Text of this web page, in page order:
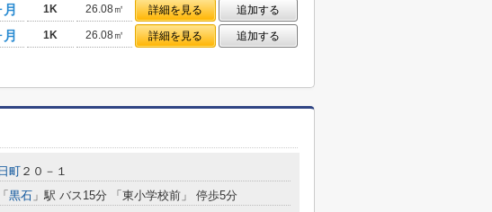
1K 26.08㎡ 詳細を見る
追加する
1K 26.08㎡ 詳細を見る 追加する
町 ２０－１
「 黒石 」駅 バス15分 「東小学校前」 停歩5分